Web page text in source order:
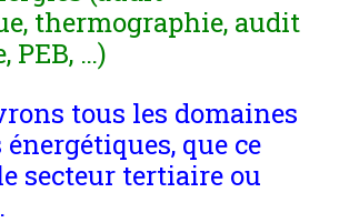
thermographie, audit
PEB, …)
tous les domaines
que ce
secteur tertiaire ou